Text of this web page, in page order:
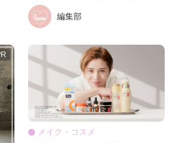
編集部
パー」も必見!!
メイク・コスメ